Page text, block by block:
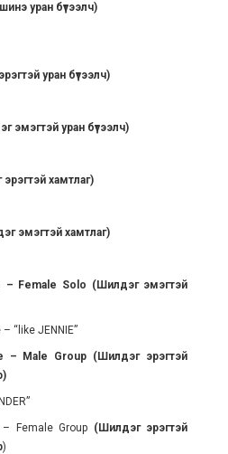
уран бүтээлч)
уран бүтээлч)
эмэгтэй уран бүтээлч)
хамтлаг)
эмэгтэй хамтлаг)
– Female Solo (Шилдэг эмэгтэй
– “like JENNIE”
– Male Group (Шилдэг эрэгтэй
Female Group (Шилдэг эрэгтэй
)